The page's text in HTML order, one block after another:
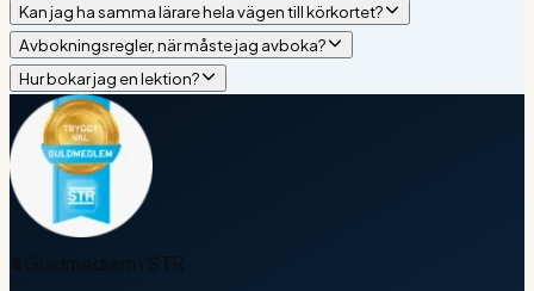
Kan jag ha samma lärare hela vägen till körkortet?
Avbokningsregler, när måste jag avboka?
Hur bokar jag en lektion?
Guldmedlem i STR